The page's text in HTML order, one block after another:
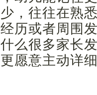
，往往在熟
历或者周围
么很多家长
愿意主动详